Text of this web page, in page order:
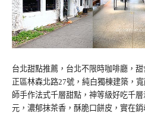
台北甜點推薦，台北不限時咖啡廳，
正區林森北路27號，純白獨棟建築，
師手作法式千層甜點，神等級好吃千
元，濃郁抹茶香，酥脆口餅皮，實在